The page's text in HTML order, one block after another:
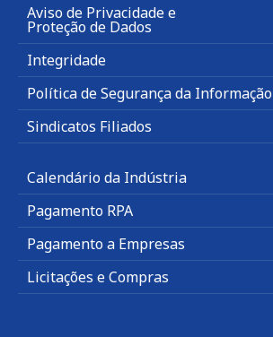
Aviso de Privacidade e
Proteção de Dados
Integridade
Política de Segurança da Informação
Sindicatos Filiados
Calendário da Indústria
Pagamento RPA
Pagamento a Empresas
Licitações e Compras